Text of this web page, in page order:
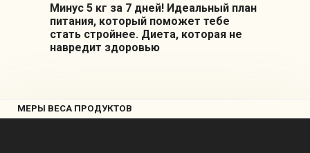
Минус 5 кг за 7 дней! Идеальный план
питания, который поможет тебе
стать стройнее. Диета, которая не
навредит здоровью
МЕРЫ ВЕСА ПРОДУКТОВ